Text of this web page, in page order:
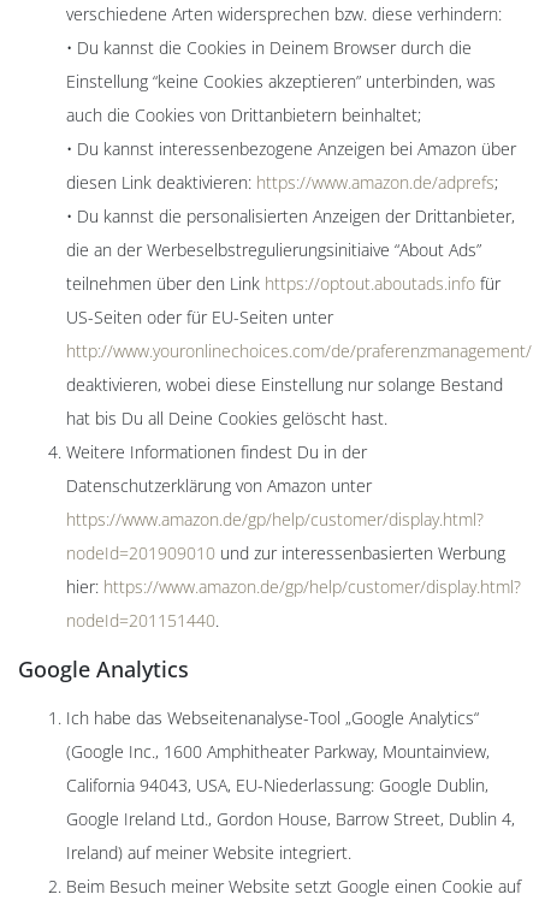
verschiedene Arten widersprechen bzw. diese verhindern:
• Du kannst die Cookies in Deinem Browser durch die
Einstellung “keine Cookies akzeptieren” unterbinden, was
auch die Cookies von Drittanbietern beinhaltet;
• Du kannst interessenbezogene Anzeigen bei Amazon über
diesen Link deaktivieren: https://www.amazon.de/adprefs;
• Du kannst die personalisierten Anzeigen der Drittanbieter,
die an der Werbeselbstregulierungsinitiaive “About Ads”
teilnehmen über den Link https://optout.aboutads.info für
US-Seiten oder für EU-Seiten unter
http://www.youronlinechoices.com/de/praferenzmanagement/
deaktivieren, wobei diese Einstellung nur solange Bestand
hat bis Du all Deine Cookies gelöscht hast.
Weitere Informationen findest Du in der
Datenschutzerklärung von Amazon unter
https://www.amazon.de/gp/help/customer/display.html?
nodeId=201909010 und zur interessenbasierten Werbung
hier: https://www.amazon.de/gp/help/customer/display.html?
nodeId=201151440.
Google Analytics
Ich habe das Webseitenanalyse-Tool „Google Analytics“
(Google Inc., 1600 Amphitheater Parkway, Mountainview,
California 94043, USA, EU-Niederlassung: Google Dublin,
Google Ireland Ltd., Gordon House, Barrow Street, Dublin 4,
Ireland) auf meiner Website integriert.
Beim Besuch meiner Website setzt Google einen Cookie auf